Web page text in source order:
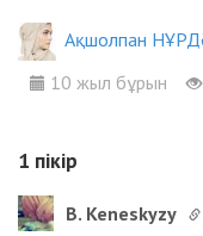
Ақшолпан
10 жыл бұрын
1 пікір
B. Keneskyzy